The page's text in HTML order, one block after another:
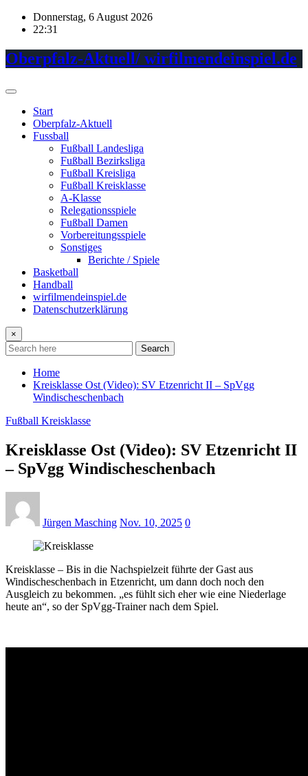
Skip
Donnerstag, 6 August 2026
22:31
Oberpfalz-Aktuell/ wirfilmendeinspiel.de
Start
Oberpfalz-Aktuell
Fussball
Fußball Landesliga
Fußball Bezirksliga
Fußball Kreisliga
Fußball Kreisklasse
A-Klasse
Relegationsspiele
Fußball Damen
Vorbereitungsspiele
Sonstiges
Berichte / Spiele
Basketball
Handball
wirfilmendeinspiel.de
Datenschutzerklärung
×
Search
Home
Kreisklasse Ost (Video): SV Etzenricht II – SpVgg
Windischeschenbach
Fußball Kreisklasse
Kreisklasse Ost (Video): SV Etzenricht II
– SpVgg Windischeschenbach
Jürgen Masching Nov. 10, 2025 0
Kreisklasse – Bis in die Nachspielzeit führte der Gast aus
Windischeschenbach in Etzenricht, um dann doch noch den
Ausgleich zu bekommen. „es fühlt sich eher wie eine Niederlage
heute an“, so der SpVgg-Trainer nach dem Spiel.